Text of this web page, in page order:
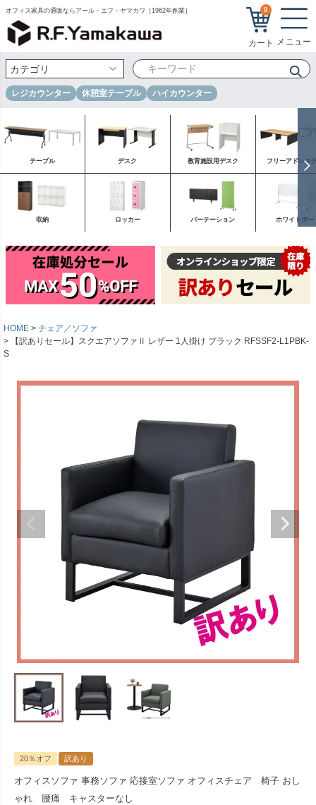
オフィス家具の通販ならアール・エフ・ヤマカワ［1962年創業］ 0
レジカウンター 休憩室テーブル ハイカウンター
テーブル デスク 教育施設用デスク フリーアドレス
収納 ロッカー パーテーション ホワイトボー
HOME
チェア／ソファ
【訳ありセール】スクエアソファⅡ レザー 1人掛け ブラック RFSSF2-L1PBK-
S
20％オフ 訳あり
オフィスソファ 事務ソファ 応接室ソファ オフィスチェア 椅子 おし
ゃれ 腰痛 キャスターなし